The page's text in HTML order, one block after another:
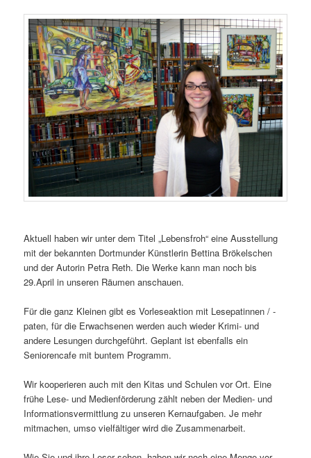
Aktuell haben wir unter dem Titel „Lebensfroh“ eine Ausstellung
mit der bekannten Dortmunder Künstlerin Bettina Brökelschen
und der Autorin Petra Reth. Die Werke kann man noch bis
29.April in unseren Räumen anschauen.
Für die ganz Kleinen gibt es Vorleseaktion mit Lesepatinnen / -
paten, für die Erwachsenen werden auch wieder Krimi- und
andere Lesungen durchgeführt. Geplant ist ebenfalls ein
Seniorencafe mit buntem Programm.
Wir kooperieren auch mit den Kitas und Schulen vor Ort. Eine
frühe Lese- und Medienförderung zählt neben der Medien- und
Informationsvermittlung zu unseren Kernaufgaben. Je mehr
mitmachen, umso vielfältiger wird die Zusammenarbeit.